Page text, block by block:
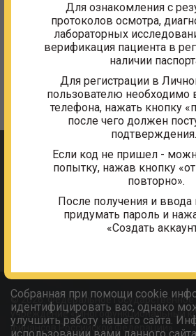
© 2026. Федеральное
учреждение «Многофункциональный
финансов Российской Федерации»
Мы используем
Этот сайт использует сервис веб-
Метрика, предоставляемый
«ЯНДЕКС», 119021, Россия, Москва,
(далее — Яндекс).
Сервис Яндекс Метрика
анализа их пользовательской
Собранная при помощи cookie
идентифицировать вас, однако
улучшить работу нашего сайта.
Для ознакомления с
протоколов осмотра,
лабораторных
верификация пациента в
наличии
Для регистрации в
пользователю необходимо
телефона, нажать кнопку
после чего должен
подтверждения.
Если код не пришел -
попытку, нажав кнопку
повторно».
После получения и
придумать пароль и
«Создать